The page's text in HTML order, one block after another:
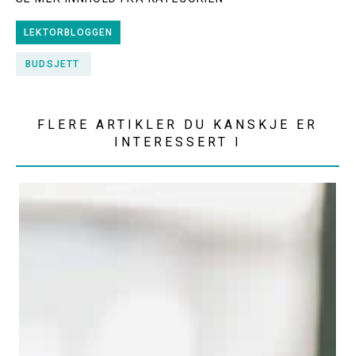
LEKTORBLOGGEN
BUDSJETT
FLERE ARTIKLER DU KANSKJE ER
INTERESSERT I